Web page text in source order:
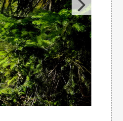
Der